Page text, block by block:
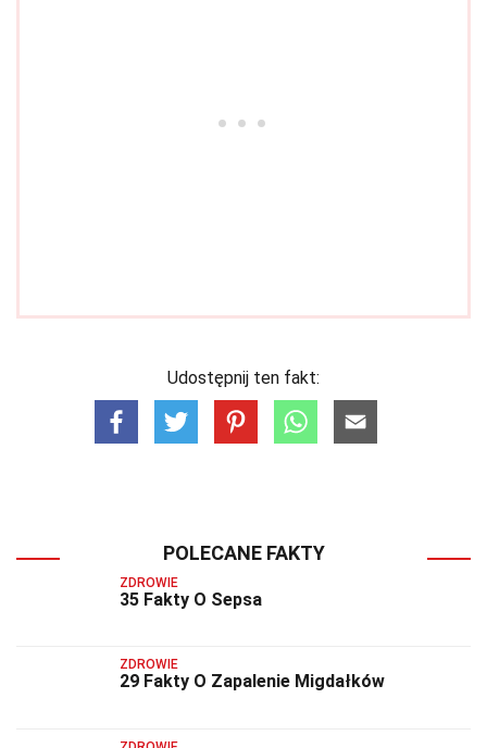
Udostępnij ten fakt:
POLECANE FAKTY
ZDROWIE
35 Fakty O Sepsa
ZDROWIE
29 Fakty O Zapalenie Migdałków